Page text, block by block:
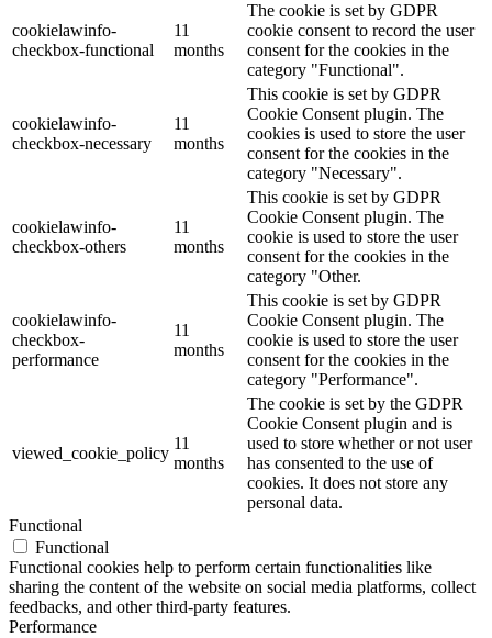
cookielawinfo-
checkbox-functional
11
months
The cookie is set by GDPR
cookie consent to record the user
consent for the cookies in the
category "Functional".
cookielawinfo-
checkbox-necessary
11
months
This cookie is set by GDPR
Cookie Consent plugin. The
cookies is used to store the user
consent for the cookies in the
category "Necessary".
cookielawinfo-
checkbox-others
11
months
This cookie is set by GDPR
Cookie Consent plugin. The
cookie is used to store the user
consent for the cookies in the
category "Other.
cookielawinfo-
checkbox-
performance
11
months
This cookie is set by GDPR
Cookie Consent plugin. The
cookie is used to store the user
consent for the cookies in the
category "Performance".
viewed_cookie_policy
11
months
The cookie is set by the GDPR
Cookie Consent plugin and is
used to store whether or not user
has consented to the use of
cookies. It does not store any
personal data.
Functional
Functional
Functional cookies help to perform certain functionalities like
sharing the content of the website on social media platforms, collect
feedbacks, and other third-party features.
Performance